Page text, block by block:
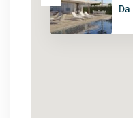
Da